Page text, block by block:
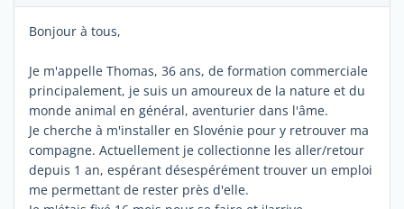
Bonjour à tous,
Je m'appelle Thomas, 36 ans, de formation commerciale
principalement, je suis un amoureux de la nature et du
monde animal en général, aventurier dans l'âme.
Je cherche à m'installer en Slovénie pour y retrouver ma
compagne. Actuellement je collectionne les aller/retour
depuis 1 an, espérant désespérément trouver un emploi
me permettant de rester près d'elle.